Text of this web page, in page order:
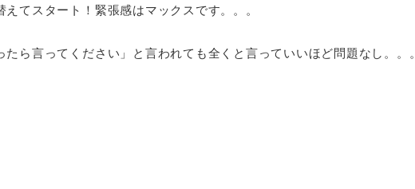
てスタート！緊張感はマックスです。。。
ら言ってください」と言われても全くと言っていいほど問題なし。。。